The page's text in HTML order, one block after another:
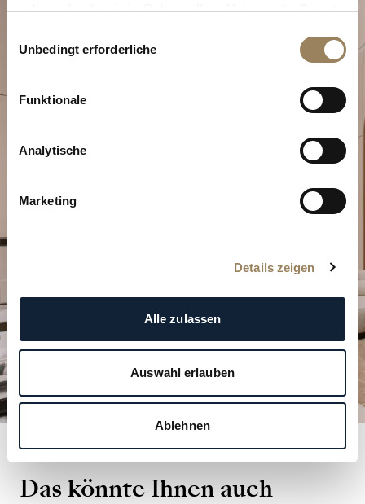
haben oder die sie im Rahmen Ihrer Nutzung der Dienste
Unbedingt erforderliche
Funktionale
Analytische
Marketing
Details zeigen
Alle zulassen
Auswahl erlauben
Ablehnen
Planen Sie Ihren besonderen
Entdecken Sie unsere Uhrenkreationen in einer
Das könnte Ihnen auch